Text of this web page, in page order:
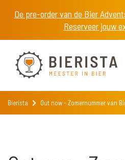
De pre-order van de Bier
Reserveer jouw
Bierista Out now - Zomernummer van